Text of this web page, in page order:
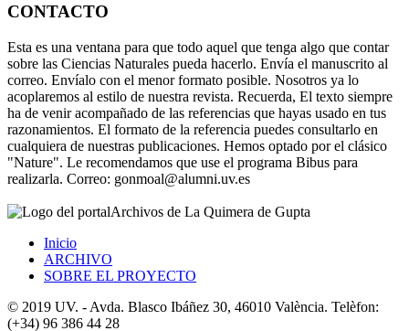
CONTACTO
Esta es una ventana para que todo aquel que tenga algo que contar
sobre las Ciencias Naturales pueda hacerlo. Envía el manuscrito al
correo. Envíalo con el menor formato posible. Nosotros ya lo
acoplaremos al estilo de nuestra revista. Recuerda, El texto siempre
ha de venir acompañado de las referencias que hayas usado en tus
razonamientos. El formato de la referencia puedes consultarlo en
cualquiera de nuestras publicaciones. Hemos optado por el clásico
"Nature". Le recomendamos que use el programa Bibus para
realizarla. Correo: gonmoal@alumni.uv.es
Archivos de La Quimera de Gupta
Inicio
ARCHIVO
SOBRE EL PROYECTO
© 2019 UV. - Avda. Blasco Ibáñez 30, 46010 València. Telèfon:
(+34) 96 386 44 28